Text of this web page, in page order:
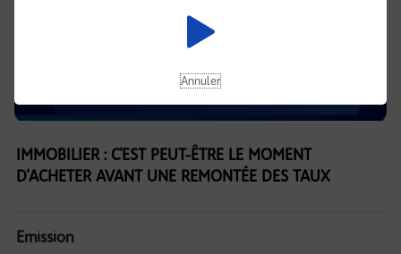
IMMOBILIER : C'EST PEUT-ÊTRE LE MOMENT
D'ACHETER AVANT UNE REMONTÉE DES TAUX
Emission
Annuler